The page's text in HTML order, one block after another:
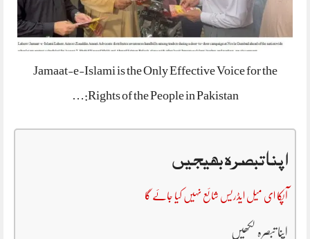
Jamaat-e-Islami is the Only Effective Voice for the
Rights of the People in Pakistan:…
اپنا تبصرہ بھیجیں
آپکا ای میل ایڈریس شائع نہیں کیا جائے گا
اپنا تبصرہ لکھیں